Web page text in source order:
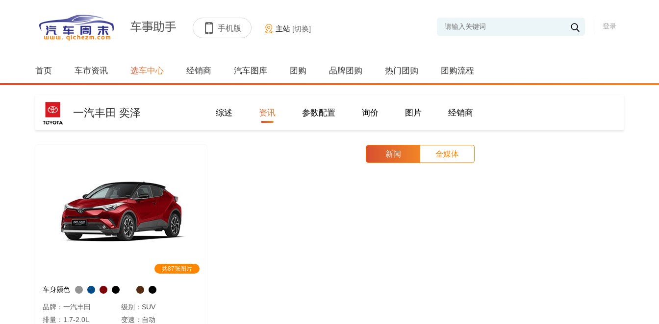
手机版 登录
主站 [切换]
首页 车市资讯 选车中心 经销商 汽车图库 团购 品牌团购 热门团购 团购流程
一汽丰田 奕泽 综述 资讯 参数配置 询价 图片 经销商
共87张图片
车身颜色
品牌：一汽丰田
级别：SUV
排量：1.7-2.0L
变速：自动
新闻 全媒体